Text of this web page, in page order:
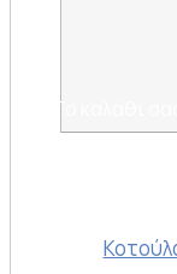
Το καλάθι